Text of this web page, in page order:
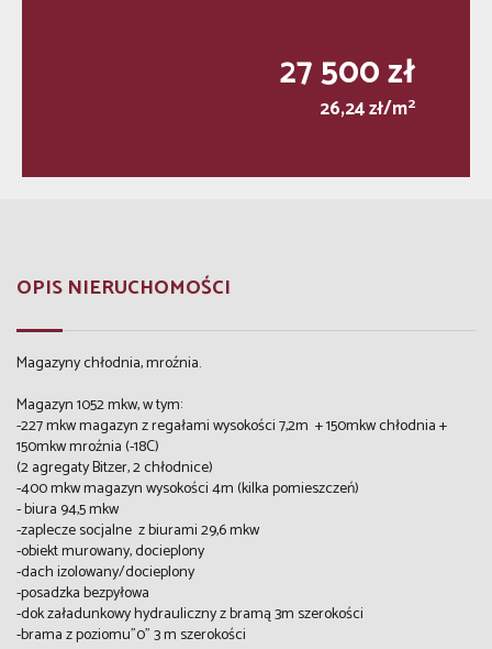
27 500 zł
26,24 zł/m2
OPIS NIERUCHOMOŚCI
Magazyny chłodnia, mroźnia.
Magazyn 1052 mkw, w tym:
-227 mkw magazyn z regałami wysokości 7,2m + 150mkw chłodnia +
150mkw mroźnia (-18C)
(2 agregaty Bitzer, 2 chłodnice)
-400 mkw magazyn wysokości 4m (kilka pomieszczeń)
- biura 94,5 mkw
-zaplecze socjalne z biurami 29,6 mkw
-obiekt murowany, docieplony
-dach izolowany/docieplony
-posadzka bezpyłowa
-dok załadunkowy hydrauliczny z bramą 3m szerokości
-brama z poziomu"0" 3 m szerokości